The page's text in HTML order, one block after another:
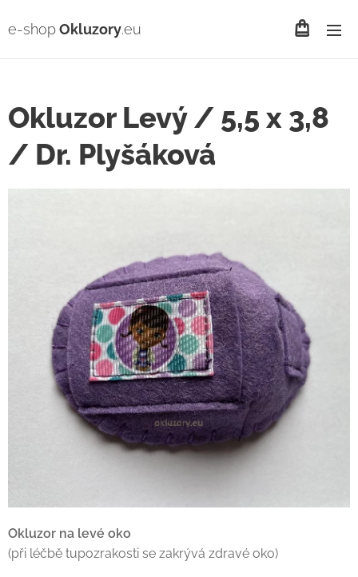
e-shopOkluzory.eu
Okluzor Levý / 5,5 x 3,8
/ Dr. Plyšáková
Okluzor na levé oko
(při léčbě tupozrakosti se zakrývá zdravé oko)